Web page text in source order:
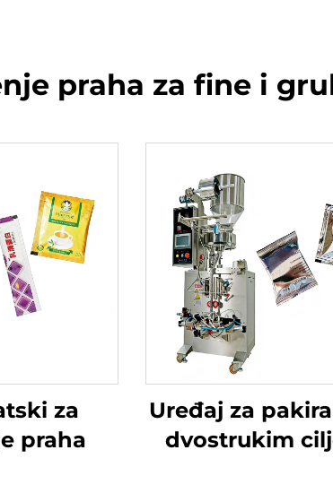
praha za fine i
za
praha
Uređaj za
dvostrukim